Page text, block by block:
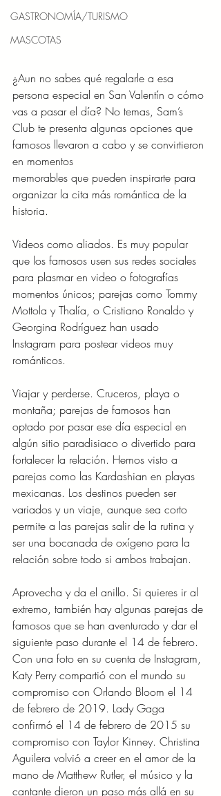
GASTRONOMÍA/TURISMO
MASCOTAS
¿Aun no sabes qué regalarle a esa
persona especial en San Valentín o cómo
vas a pasar el día? No temas, Sam’s
Club te presenta algunas opciones que
famosos llevaron a cabo y se convirtieron
en momentos
memorables que pueden inspirarte para
organizar la cita más romántica de la
historia.
Videos como aliados. Es muy popular
que los famosos usen sus redes sociales
para plasmar en video o fotografías
momentos únicos; parejas como Tommy
Mottola y Thalía, o Cristiano Ronaldo y
Georgina Rodríguez han usado
Instagram para postear videos muy
románticos.
Viajar y perderse. Cruceros, playa o
montaña; parejas de famosos han
optado por pasar ese día especial en
algún sitio paradisiaco o divertido para
fortalecer la relación. Hemos visto a
parejas como las Kardashian en playas
mexicanas. Los destinos pueden ser
variados y un viaje, aunque sea corto
permite a las parejas salir de la rutina y
ser una bocanada de oxígeno para la
relación sobre todo si ambos trabajan.
Aprovecha y da el anillo. Si quieres ir al
extremo, también hay algunas parejas de
famosos que se han aventurado y dar el
siguiente paso durante el 14 de febrero.
Con una foto en su cuenta de Instagram,
Katy Perry compartió con el mundo su
compromiso con Orlando Bloom el 14
de febrero de 2019. Lady Gaga
confirmó el 14 de febrero de 2015 su
compromiso con Taylor Kinney. Christina
Aguilera volvió a creer en el amor de la
mano de Matthew Rutler, el músico y la
cantante dieron un paso más allá en su